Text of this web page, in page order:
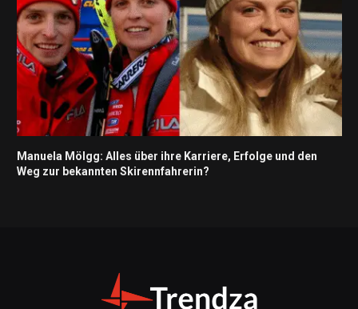
Manuela Mölgg: Alles über ihre Karriere, Erfolge und den
Weg zur bekannten Skirennfahrerin?